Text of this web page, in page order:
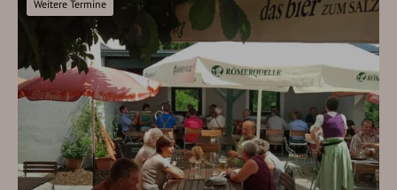
Weitere Termine